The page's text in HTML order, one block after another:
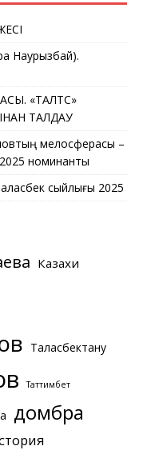
Наурызбай).
«ТАЛТҮС»
ТАЛДАУ
мелосферасы –
2025 номинанты
сыйлығы 2025
Казахи
Таласбектану
Таттимбет
домбра